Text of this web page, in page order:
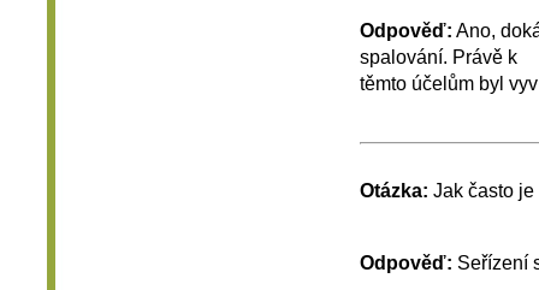
Odpověď: Ano,
spalování. Právě k
těmto účelům byl
Otázka: Jak často
Odpověď: Seřízení